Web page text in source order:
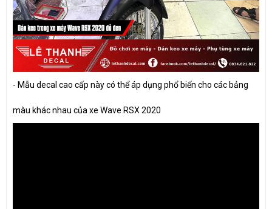
- Mẫu decal cao cấp này có thể áp dụng phổ biến cho các bảng
màu khác nhau của xe Wave RSX 2020